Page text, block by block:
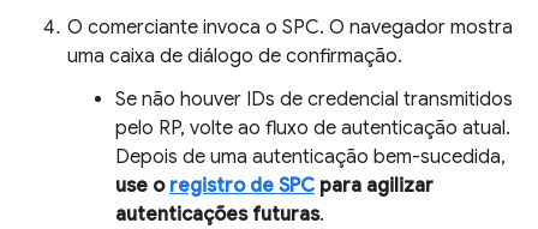
O comerciante invoca o SPC. O navegador mostra
uma caixa de diálogo de confirmação.
Se não houver IDs de credencial transmitidos
pelo RP, volte ao fluxo de autenticação atual.
Depois de uma autenticação bem-sucedida,
use o registro de SPC para agilizar
autenticações futuras.